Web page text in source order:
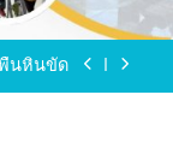
WCS1
นหินขัด